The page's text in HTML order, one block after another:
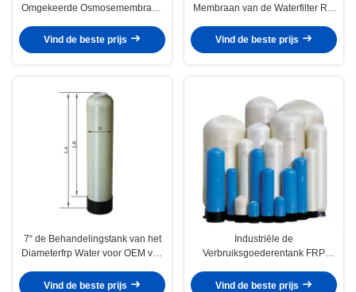
Omgekeerde Osmosemembraan
van Psi 450 Psi
Vind de beste prijs
Membraan van de Waterfilter RO
Vind de beste prijs
7“ de Behandelingstank van het
Diameterfrp Water voor OEM van
Vind de beste prijs
Industriële de
Verbruiksgoederentank FRP
Waterbehandeling
Vind de beste prijs